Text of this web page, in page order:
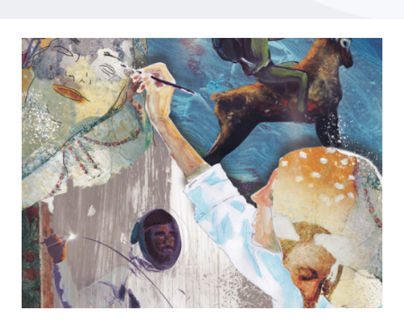
L’Inail al Salone del libro di Torino con il